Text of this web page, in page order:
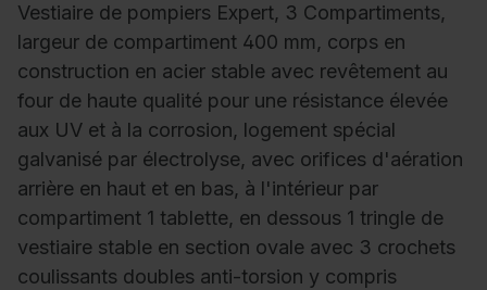
Vestiaire de pompiers Expert, 3 Compartiments,
largeur de compartiment 400 mm, corps en
construction en acier stable avec revêtement au
four de haute qualité pour une résistance élevée
aux UV et à la corrosion, logement spécial
galvanisé par électrolyse, avec orifices d'aération
arrière en haut et en bas, à l'intérieur par
compartiment 1 tablette, en dessous 1 tringle de
vestiaire stable en section ovale avec 3 crochets
coulissants doubles anti-torsion y compris